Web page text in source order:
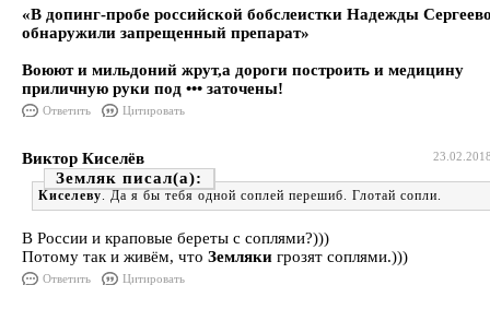
«В допинг-пробе российской бобслеистки Надежды
обнаружили запрещенный препарат»
Воюют и мильдоний жрут,а дороги построить и медицину
приличную руки под ••• заточены!
Ответить Цитировать
Виктор Киселёв
Земляк
Киселеву. Да я бы тебя одной соплей перешиб. Глотай сопли.
В России и краповые береты с соплями?)))
Потому так и живём, что Земляки грозят соплями.)))
Ответить Цитировать